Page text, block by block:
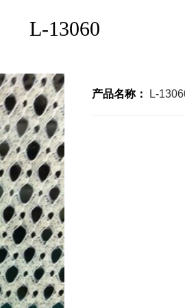
L-13060
产品名称： L-